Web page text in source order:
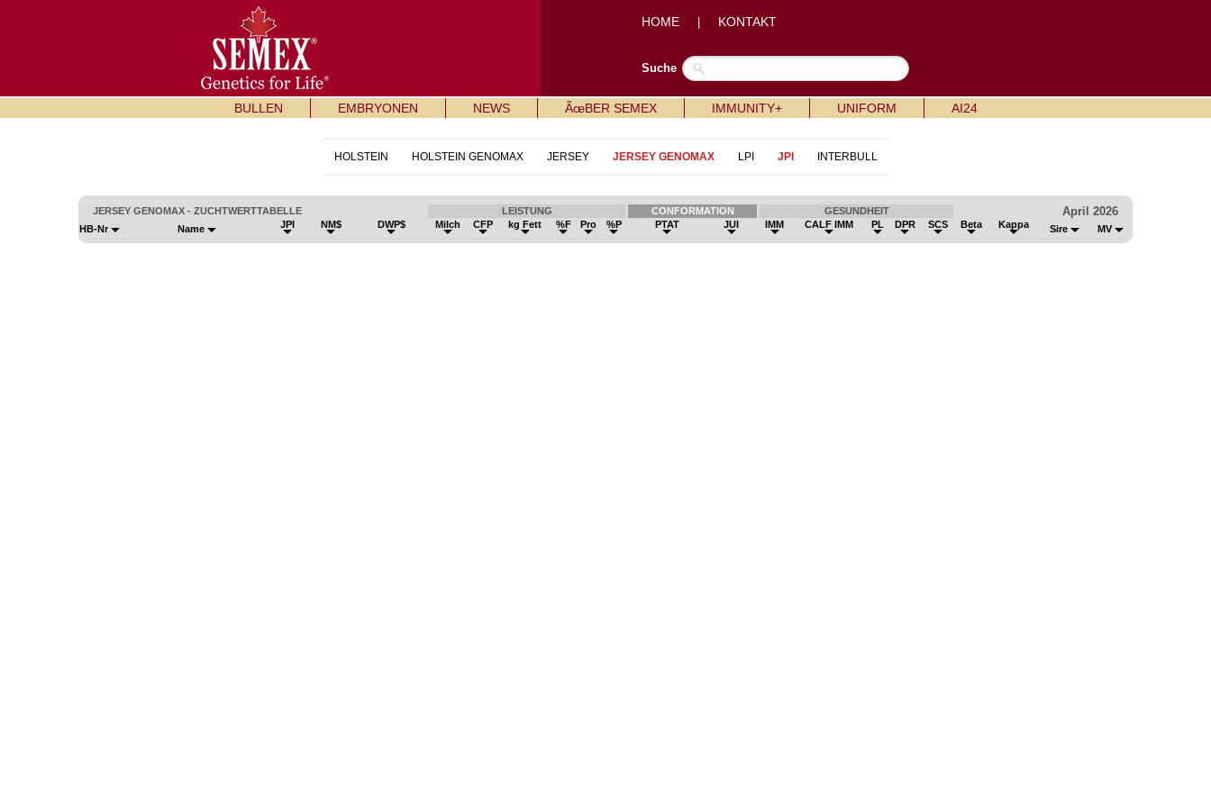
HOME KONTAKT
Suche
BULLEN EMBRYONEN NEWS ÃœBER SEMEX IMMUNITY+ UNIFORM AI24
HOLSTEIN HOLSTEIN GENOMAX JERSEY JERSEY GENOMAX LPI JPI INTERBULL
JERSEY GENOMAX - ZUCHTWERTTABELLE LEISTUNG CONFORMATION GESUNDHEIT April 2026
HB-Nr Name JPI NM$ DWP$ Milch CFP kg Fett %F Pro %P PTAT JUI IMM CALF IMM PL DPR SCS Beta Kappa Sire MV